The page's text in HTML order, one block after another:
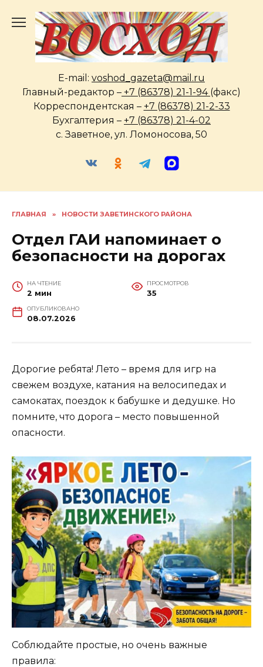
содержанию
E-mail: voshod_gazeta@mail.ru
Главный-редактор – +7 (86378) 21-1-94 (факс)
Корреспондентская – +7 (86378) 21-2-33
Бухгалтерия – +7 (86378) 21-4-02
с. Заветное, ул. Ломоносова, 50
ГЛАВНАЯ » НОВОСТИ ЗАВЕТИНСКОГО РАЙОНА
Отдел ГАИ напоминает о
безопасности на дорогах
НА ЧТЕНИЕ
2 мин
ПРОСМОТРОВ
35
ОПУБЛИКОВАНО
08.07.2026
Дорогие ребята! Лето – время для игр на
свежем воздухе, катания на велосипедах и
самокатах, поездок к бабушке и дедушке. Но
помните, что дорога – место повышенной
опасности.
Соблюдайте простые, но очень важные
правила: